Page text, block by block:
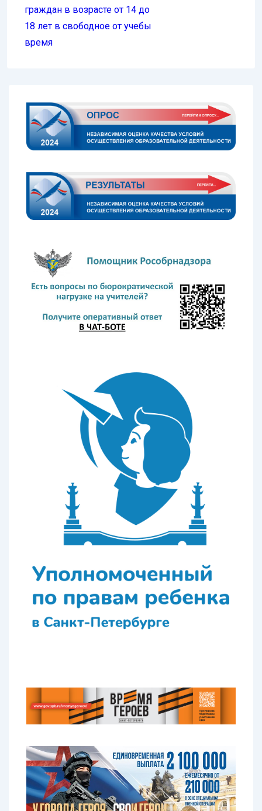
граждан в возрасте от 14 до
18 лет в свободное от учебы
время